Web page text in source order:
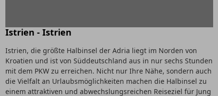
Istrien - Istrien
Istrien, die größte Halbinsel der Adria liegt im Norden von
Kroatien und ist von Süddeutschland aus in nur sechs Stunden
mit dem PKW zu erreichen. Nicht nur Ihre Nähe, sondern auch
die Vielfalt an Urlaubsmöglichkeiten machen die Halbinsel zu
einem attraktiven und abwechslungsreichen Reiseziel für Jung